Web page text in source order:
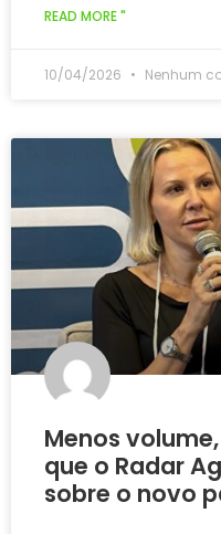
READ MORE "
10/04/2026 Nenhum
Menos
que o Radar
sobre o novo